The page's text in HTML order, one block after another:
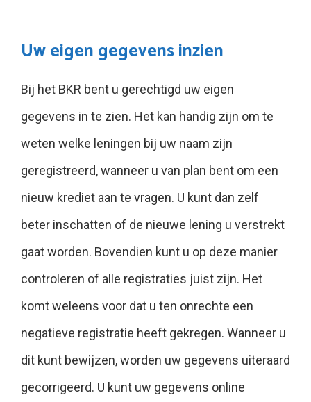
Uw eigen gegevens inzien
Bij het BKR bent u gerechtigd uw eigen
gegevens in te zien. Het kan handig zijn om te
weten welke leningen bij uw naam zijn
geregistreerd, wanneer u van plan bent om een
nieuw krediet aan te vragen. U kunt dan zelf
beter inschatten of de nieuwe lening u verstrekt
gaat worden. Bovendien kunt u op deze manier
controleren of alle registraties juist zijn. Het
komt weleens voor dat u ten onrechte een
negatieve registratie heeft gekregen. Wanneer u
dit kunt bewijzen, worden uw gegevens uiteraard
gecorrigeerd. U kunt uw gegevens online